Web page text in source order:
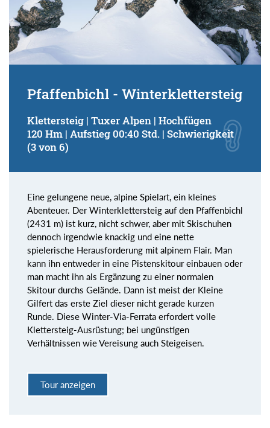
Pfaffenbichl - Winterklettersteig
Klettersteig | Tuxer Alpen | Hochfügen
120 Hm | Aufstieg 00:40 Std. | Schwierigkeit
(3 von 6)
Eine gelungene neue, alpine Spielart, ein kleines
Abenteuer. Der Winterklettersteig auf den Pfaffenbichl
(2431 m) ist kurz, nicht schwer, aber mit Skischuhen
dennoch irgendwie knackig und eine nette
spielerische Herausforderung mit alpinem Flair. Man
kann ihn entweder in eine Pistenskitour einbauen oder
man macht ihn als Ergänzung zu einer normalen
Skitour durchs Gelände. Dann ist meist der Kleine
Gilfert das erste Ziel dieser nicht gerade kurzen
Runde. Diese Winter-Via-Ferrata erfordert volle
Klettersteig-Ausrüstung; bei ungünstigen
Verhältnissen wie Vereisung auch Steigeisen.
Tour anzeigen